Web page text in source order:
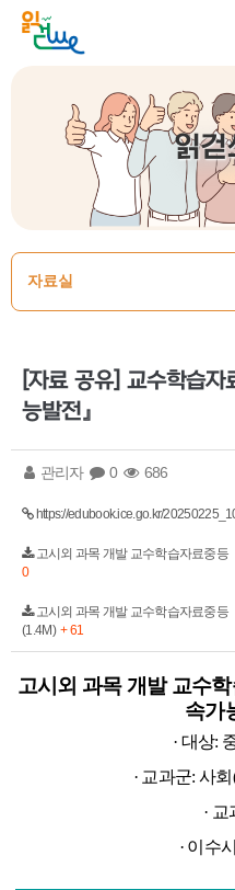
읽걷
[자료 공유] 교수학습
능발전』
관리자 0 686
https://edubook.ice.go.kr/
고시외 과목 개발 교수학습자료중등
0
고시외 과목 개발 교수학습자료중등
(1.4M)+ 61
고시외 과목 개발 교수
속가
· 대상:
· 교과군: 사
· 교
· 이수